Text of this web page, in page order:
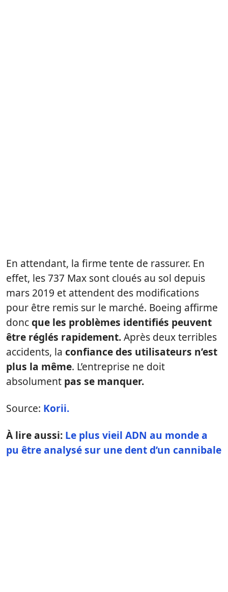
En attendant, la firme tente de rassurer. En
effet, les 737 Max sont cloués au sol depuis
mars 2019 et attendent des modifications
pour être remis sur le marché. Boeing affirme
doncque les problèmes identifiés peuvent
être réglés rapidement.Après deux terribles
accidents, la confiance des utilisateurs n’est
plus la même. L’entreprise ne doit
absolument pas se manquer.
Source: Korii.
À lire aussi: Le plus vieil ADN au monde a
pu être analysé sur une dent d’un cannibale